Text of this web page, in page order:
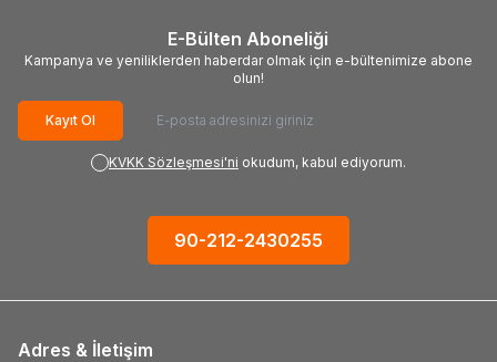
E-Bülten Aboneliği
Kampanya ve yeniliklerden haberdar olmak için e-bültenimize abone
olun!
Kayıt Ol
KVKK Sözleşmesi'ni okudum, kabul ediyorum.
90-212-2430255
Adres & İletişim